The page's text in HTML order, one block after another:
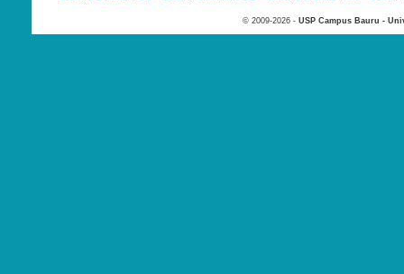
© 2009-2026 - USP Campus Bauru -